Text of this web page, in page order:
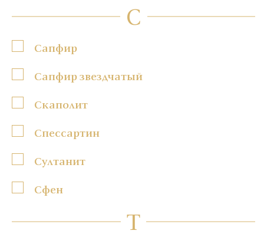
С
Сапфир
Сапфир звездчатый
Скаполит
Спессартин
Султанит
Сфен
Т